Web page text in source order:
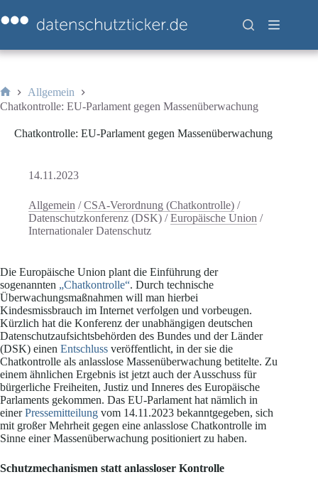
Inhalt
springen
Start
Allgemein
Chatkontrolle: EU-Parlament gegen Massenüberwachung
Chatkontrolle: EU-Parlament gegen Massenüberwachung
14.11.2023
Allgemein /CSA-Verordnung (Chatkontrolle) /
Datenschutzkonferenz (DSK) /Europäische Union /
Internationaler Datenschutz
Die Europäische Union plant die Einführung der
sogenannten „Chatkontrolle“. Durch technische
Überwachungsmaßnahmen will man hierbei
Kindesmissbrauch im Internet verfolgen und vorbeugen.
Kürzlich hat die Konferenz der unabhängigen deutschen
Datenschutzaufsichtsbehörden des Bundes und der Länder
(DSK) einen Entschluss veröffentlicht, in der sie die
Chatkontrolle als anlasslose Massenüberwachung betitelte. Zu
einem ähnlichen Ergebnis ist jetzt auch der Ausschuss für
bürgerliche Freiheiten, Justiz und Inneres des Europäische
Parlaments gekommen. Das EU-Parlament hat nämlich in
einerPressemitteilung vom 14.11.2023 bekanntgegeben, sich
mit großer Mehrheit gegen eine anlasslose Chatkontrolle im
Sinne einer Massenüberwachung positioniert zu haben.
Schutzmechanismen statt anlassloser Kontrolle